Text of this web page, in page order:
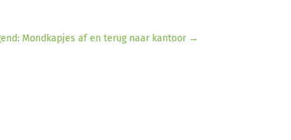
Mondkapjes af en terug naar kantoor→